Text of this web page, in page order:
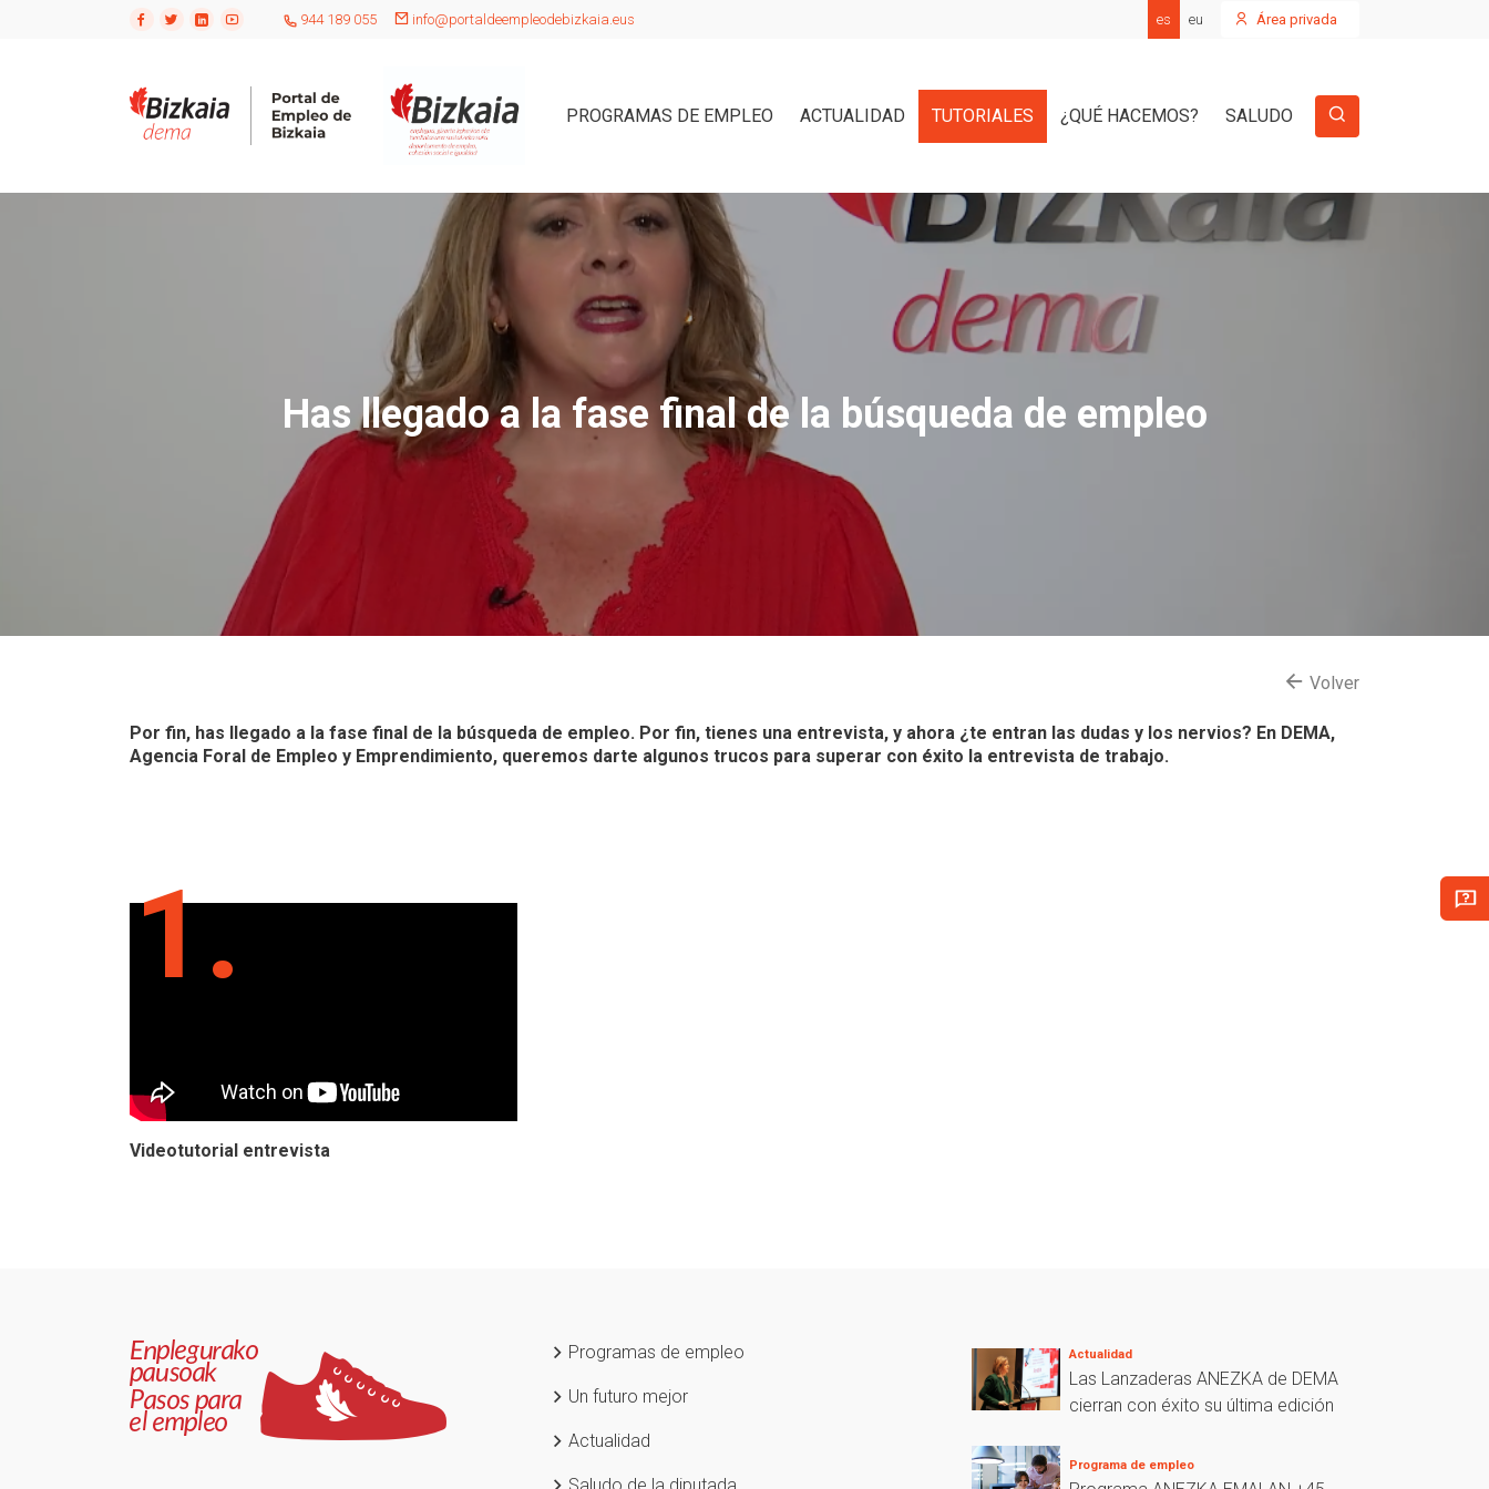
944 189 055 info@portaldeempleodebizkaia.eus es eu Área privada
PROGRAMAS DE EMPLEO ACTUALIDAD TUTORIALES ¿QUÉ HACEMOS? SALUDO
Has llegado a la fase final de la búsqueda de empleo
Volver
Por fin, has llegado a la fase final de la búsqueda de empleo. Por fin, tienes una entrevista, y ahora ¿te entran las dudas y los nervios? En DEMA,
Agencia Foral de Empleo y Emprendimiento, queremos darte algunos trucos para superar con éxito la entrevista de trabajo.
Videotutorial entrevista
1.
Programas de empleo
Un futuro mejor
Actualidad
Actualidad
Las Lanzaderas ANEZKA de DEMA
cierran con éxito su última edición
Programa de empleo